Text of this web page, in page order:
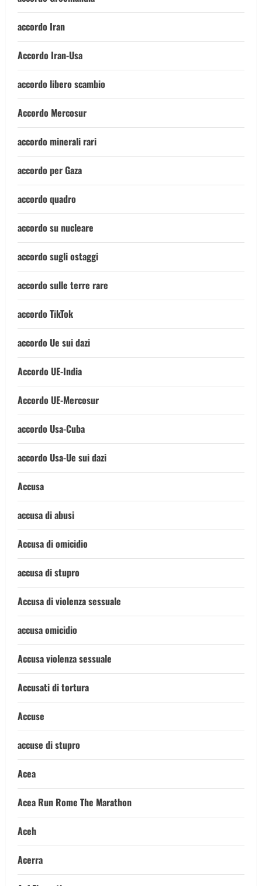
accordo Iran
Accordo Iran-Usa
accordo libero scambio
Accordo Mercosur
accordo minerali rari
accordo per Gaza
accordo quadro
accordo su nucleare
accordo sugli ostaggi
accordo sulle terre rare
accordo TikTok
accordo Ue sui dazi
Accordo UE-India
Accordo UE-Mercosur
accordo Usa-Cuba
accordo Usa-Ue sui dazi
Accusa
accusa di abusi
Accusa di omicidio
accusa di stupro
Accusa di violenza sessuale
accusa omicidio
Accusa violenza sessuale
Accusati di tortura
Accuse
accuse di stupro
Acea
Acea Run Rome The Marathon
Aceh
Acerra